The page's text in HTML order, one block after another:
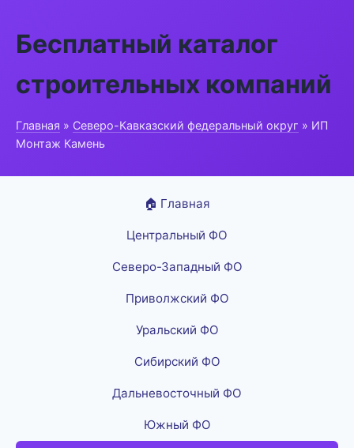
Бесплатный каталог
строительных компаний
Главная » Северо-Кавказский федеральный округ » ИП
Монтаж Камень
🏠 Главная
Центральный ФО
Северо-Западный ФО
Приволжский ФО
Уральский ФО
Сибирский ФО
Дальневосточный ФО
Южный ФО